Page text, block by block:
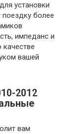
установки
более
импеданс и
качестве
вашей
2012
вам